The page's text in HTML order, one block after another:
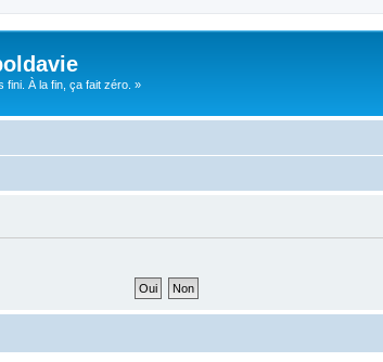
fini. À la fin, ça fait zéro. »